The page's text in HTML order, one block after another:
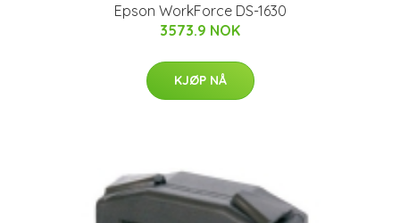
Epson WorkForce DS-1630
3573.9 NOK
KJØP NÅ